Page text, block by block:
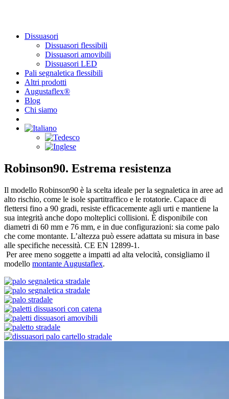
Dissuasori
Dissuasori flessibili
Dissuasori amovibili
Dissuasori LED
Pali segnaletica flessibili
Altri prodotti
Augustaflex®
Blog
Chi siamo
Robinson90. Estrema resistenza
Il modello Robinson90 è la scelta ideale per la segnaletica in aree ad
alto rischio, come le isole spartitraffico e le rotatorie. Capace di
flettersi fino a 90 gradi, resiste efficacemente agli urti e mantiene la
sua integrità anche dopo molteplici collisioni. È disponibile con
diametri di 60 mm e 76 mm, e in due configurazioni: sia come palo
che come montante. L’altezza può essere adattata su misura in base
alle specifiche necessità. CE EN 12899-1.
Per aree meno soggette a impatti ad alta velocità, consigliamo il
modello montante Augustaflex.